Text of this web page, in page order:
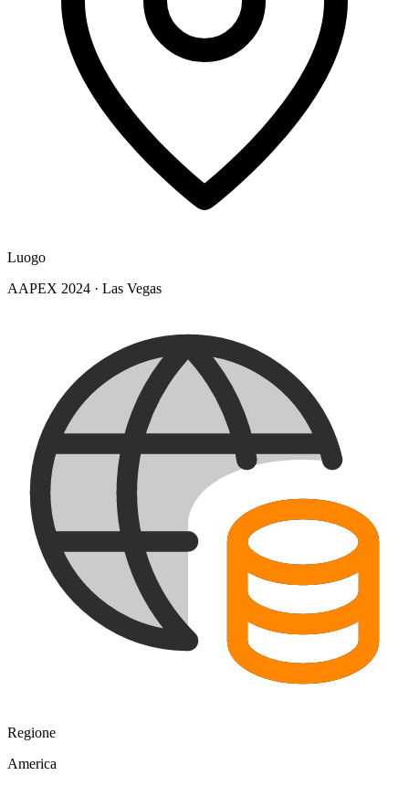
Luogo
AAPEX 2024 · Las Vegas
Regione
America